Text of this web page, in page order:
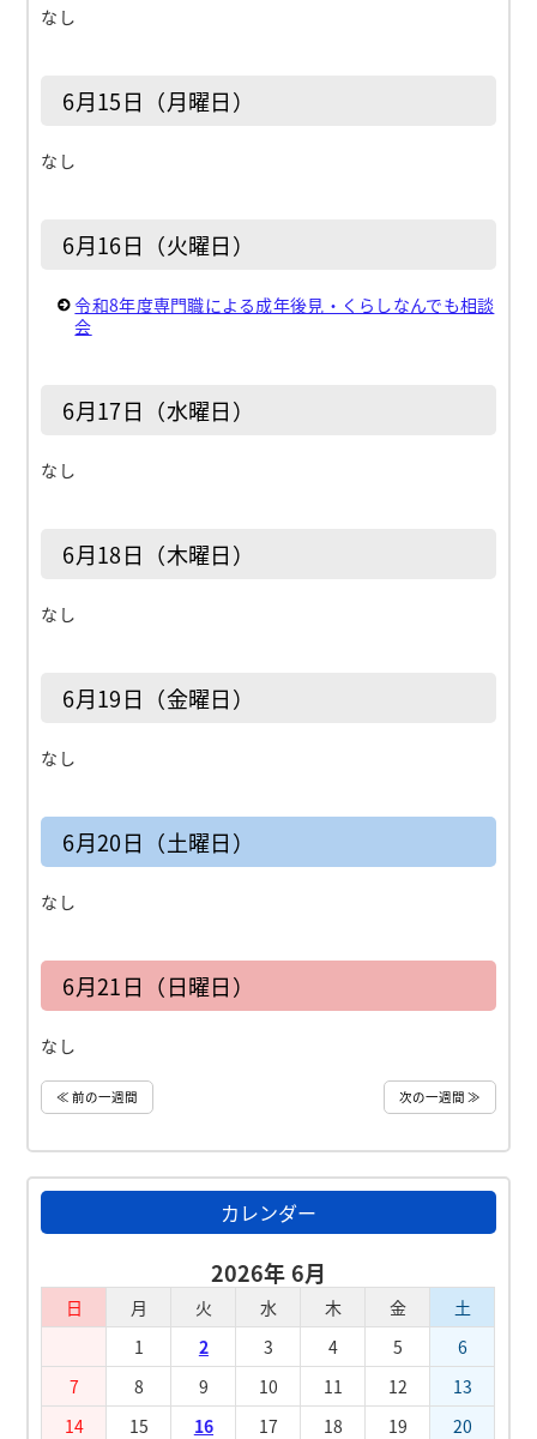
なし
6月15日（月曜日）
なし
6月16日（火曜日）
令和8年度専門職による成年後見・くらしなんでも相談
会
6月17日（水曜日）
なし
6月18日（木曜日）
なし
6月19日（金曜日）
なし
6月20日（土曜日）
なし
6月21日（日曜日）
なし
≪ 前の一週間 次の一週間 ≫
カレンダー
2026年 6月
日 月 火 水 木 金
土
1
2 3 4 5
6
7
8 9 10 11 12
13
14
15 16 17 18 19
20